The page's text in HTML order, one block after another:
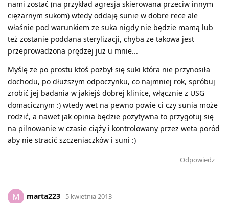
nami zostać (na przykład agresja skierowana przeciw innym
ciężarnym sukom) wtedy oddaję sunie w dobre rece ale
właśnie pod warunkiem ze suka nigdy nie będzie mamą lub
też zostanie poddana sterylizacji, chyba ze takowa jest
przeprowadzona prędzej już u mnie...
Myślę ze po prostu ktoś pozbył się suki która nie przynosiła
dochodu, po dłuższym odpoczynku, co najmniej rok, spróbuj
zrobić jej badania w jakiejś dobrej klinice, włącznie z USG
domacicznym :) wtedy wet na pewno powie ci czy sunia może
rodzić, a nawet jak opinia będzie pozytywna to przygotuj się
na pilnowanie w czasie ciąży i kontrolowany przez weta poród
aby nie stracić szczeniaczków i suni :)
Odpowiedz
M marta223 5 kwietnia 2013